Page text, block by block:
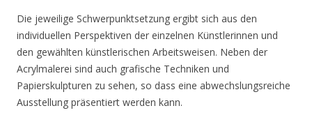
Die jeweilige Schwerpunktsetzung ergibt sich aus den
individuellen Perspektiven der einzelnen Künstlerinnen und
den gewählten künstlerischen Arbeitsweisen. Neben der
Acrylmalerei sind auch grafische Techniken und
Papierskulpturen zu sehen, so dass eine abwechslungsreiche
Ausstellung präsentiert werden kann.